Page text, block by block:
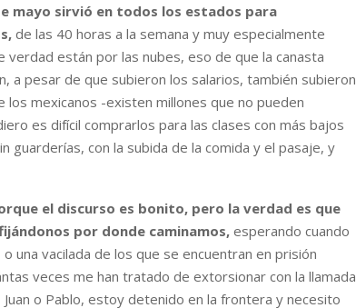
mayo sirvió en todos los estados para
de las 40 horas a la semana y muy especialmente
están por las nubes, eso de que la canasta
a pesar de que subieron los salarios, también subieron
mexicanos -existen millones que no pueden
es difícil comprarlos para las clases con más bajos
guarderías, con la subida de la comida y el pasaje, y
el discurso es bonito, pero la verdad es que
por donde caminamos, esperando cuando
una vacilada de los que se encuentran en prisión
veces me han tratado de extorsionar con la llamada
o Pablo, estoy detenido en la frontera y necesito